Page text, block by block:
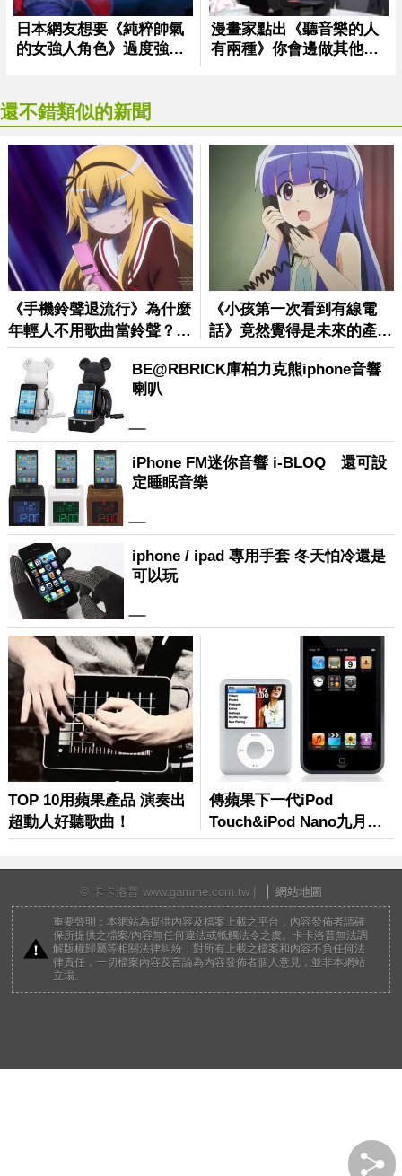
還不錯類似的新聞
© 卡卡洛普 www.gamme.com.tw | 網站地圖
重要聲明：本網站為提供內容及檔案上載之平台，內容發佈者請確
保所提供之檔案/內容無任何違法或牴觸法令之虞。卡卡洛普無法調
解版權歸屬等相關法律糾紛，對所有上載之檔案和內容不負任何法
律責任，一切檔案內容及言論為內容發佈者個人意見，並非本網站
立場。